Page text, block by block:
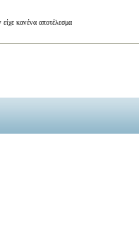
κανένα αποτέλεσμα